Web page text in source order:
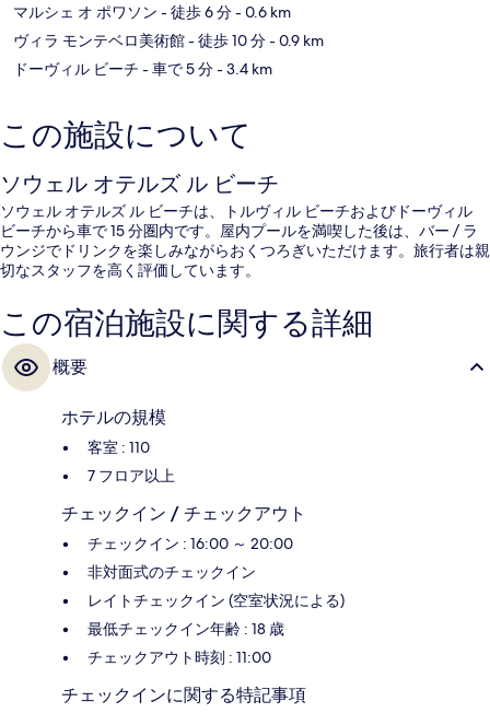
マルシェ オ ポワソン - 徒歩 6 分- 0.6 km
ヴィラ モンテベロ美術館- 徒歩 10 分- 0.9 km
ドーヴィル ビーチ - 車で 5 分- 3.4 km
この施設について
ソウェル オテルズ ル ビーチ
ソウェル オテルズ ル ビーチは、トルヴィル ビーチおよびドーヴィル
ビーチから車で 15 分圏内です。屋内プールを満喫した後は、バー / ラ
ウンジでドリンクを楽しみながらおくつろぎいただけます。旅行者は親
切なスタッフを高く評価しています。
この宿泊施設に関する詳細
概要
ホテルの規模
客室 : 110
7 フロア以上
チェックイン / チェックアウト
チェックイン : 16:00 ～ 20:00
非対面式のチェックイン
レイトチェックイン (空室状況による)
最低チェックイン年齢 : 18 歳
チェックアウト時刻 : 11:00
チェックインに関する特記事項